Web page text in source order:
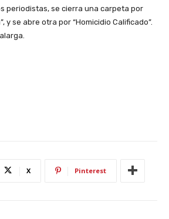
periodistas, se cierra una carpeta por
y se abre otra por “Homicidio Calificado”.
X Pinterest